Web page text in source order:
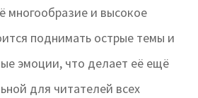
многообразие и высокое
поднимать острые темы и
эмоции, что делает её ещё
для читателей всех